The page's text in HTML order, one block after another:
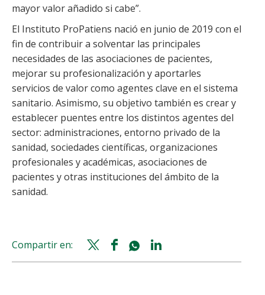
mayor valor añadido si cabe”.
El Instituto ProPatiens nació en junio de 2019 con el
fin de contribuir a solventar las principales
necesidades de las asociaciones de pacientes,
mejorar su profesionalización y aportarles
servicios de valor como agentes clave en el sistema
sanitario. Asimismo, su objetivo también es crear y
establecer puentes entre los distintos agentes del
sector: administraciones, entorno privado de la
sanidad, sociedades científicas, organizaciones
profesionales y académicas, asociaciones de
pacientes y otras instituciones del ámbito de la
sanidad.
Compartir en:
Twitter
share
Facebook
share
Whatsapp
shareshare